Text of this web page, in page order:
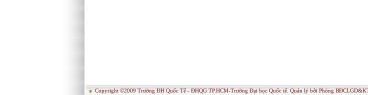
Copyright ©2009 Trường ĐH Quốc Tế - ĐHQG TP.HCM-Trường Đại học Quốc tế. Quản lý bởi Phòng